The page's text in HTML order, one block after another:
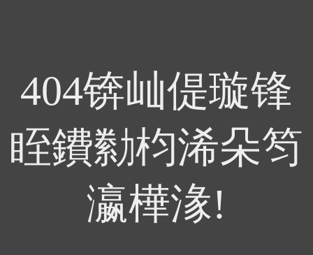
404锛屾偍璇锋
眰鐨勬枃浠朵笉
瀛樺湪!